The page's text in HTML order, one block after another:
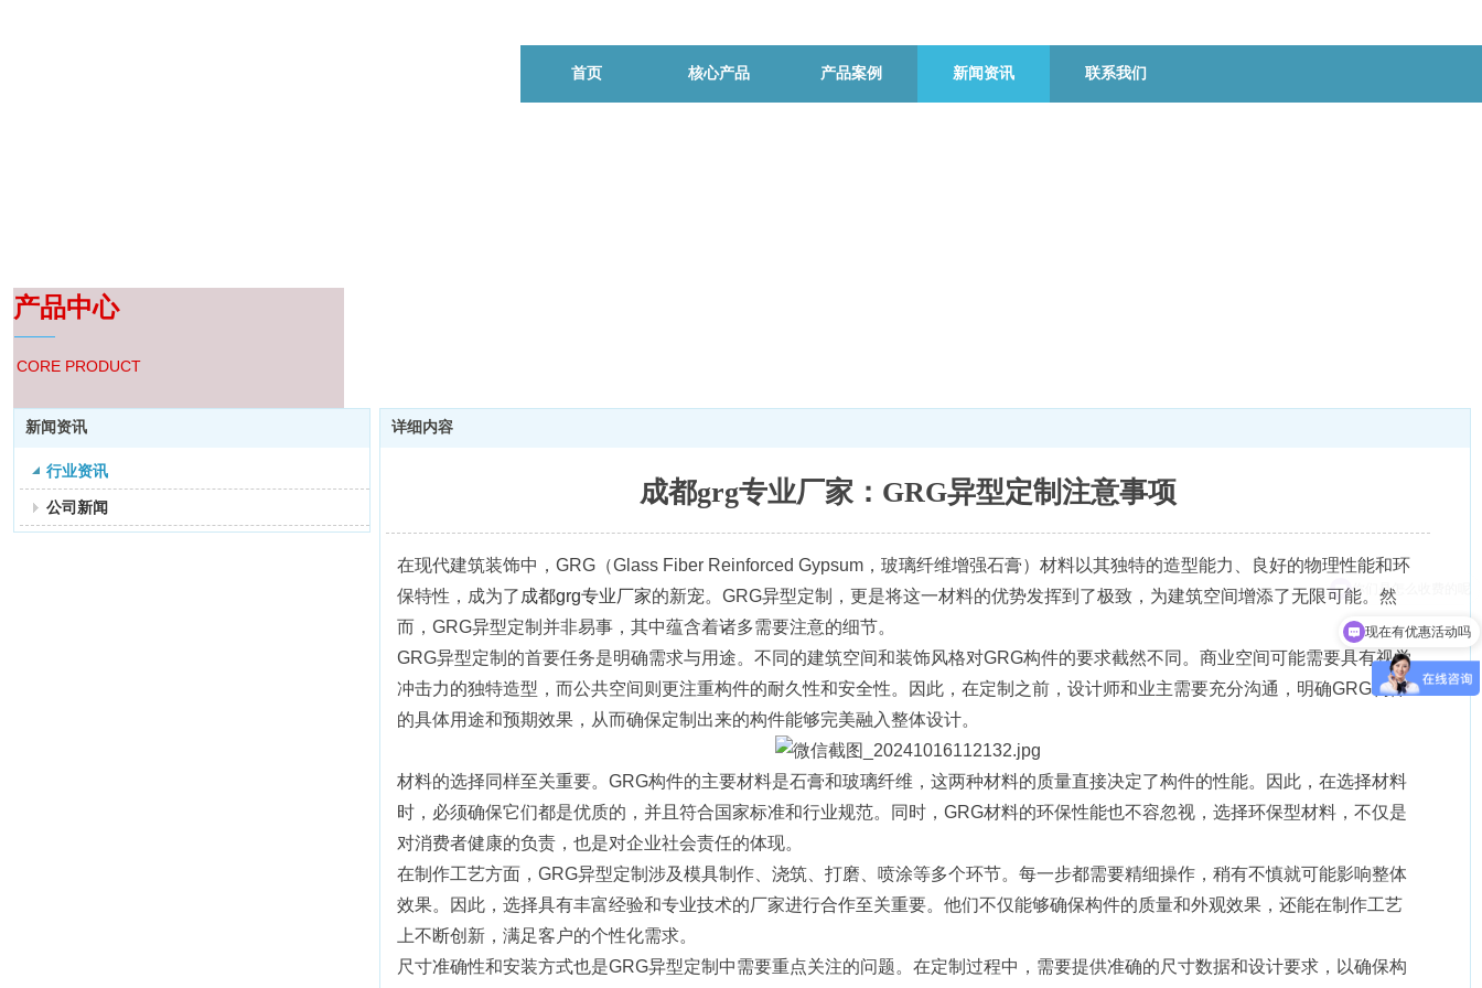
首页 核心产品 产品案例 新闻资讯 联系我们
产品中心
CORE PRODUCT
新闻资讯
行业资讯
公司新闻
详细内容
成都grg专业厂家：GRG异型定制注意事项
在现代建筑装饰中，GRG（Glass Fiber Reinforced Gypsum，玻璃纤维增强石膏）材料以其独特的造型能力、良好的物理性能和环
保特性，成为了 成都grg专业厂家的新宠。GRG异型定制，更是将这一材料的优势发挥到了极致，为建筑空间增添了无限可能。然
而，GRG异型定制并非易事，其中蕴含着诸多需要注意的细节。
GRG异型定制的首要任务是明确需求与用途。不同的建筑空间和装饰风格对GRG构件的要求截然不同。商业空间可能需要具有视觉
冲击力的独特造型，而公共空间则更注重构件的耐久性和安全性。因此，在定制之前，设计师和业主需要充分沟通，明确GRG构件
的具体用途和预期效果，从而确保定制出来的构件能够完美融入整体设计。
材料的选择同样至关重要。GRG构件的主要材料是石膏和玻璃纤维，这两种材料的质量直接决定了构件的性能。因此，在选择材料
时，必须确保它们都是优质的，并且符合国家标准和行业规范。同时，GRG材料的环保性能也不容忽视，选择环保型材料，不仅是
对消费者健康的负责，也是对企业社会责任的体现。
在制作工艺方面，GRG异型定制涉及模具制作、浇筑、打磨、喷涂等多个环节。每一步都需要精细操作，稍有不慎就可能影响整体
效果。因此，选择具有丰富经验和专业技术的厂家进行合作至关重要。他们不仅能够确保构件的质量和外观效果，还能在制作工艺
上不断创新，满足客户的个性化需求。
尺寸准确性和安装方式也是GRG异型定制中需要重点关注的问题。在定制过程中，需要提供准确的尺寸数据和设计要求，以确保构
你们是怎么收费的呢
现在有优惠活动吗